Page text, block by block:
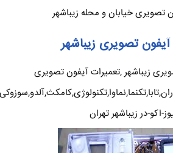
تصویری خیابان و محله زیباشهر
تصویری زیباشهر
زیباشهر ,تعمیرات آیفون تصویری
اکو-در زیباشهر تهران